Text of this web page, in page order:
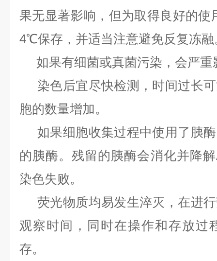
果无显著影响，但为取得良好的使
4℃保存，并适当注意避免反复冻融
如果有细菌或真菌污染，会严重
染色后宜尽快检测，时间过长
胞的数量增加。
如果细胞收集过程中使用了胰
的胰酶。残留的胰酶会消化并降
染色失败。
荧光物质均易发生淬灭，在进
观察时间，同时在操作和存放过
存。